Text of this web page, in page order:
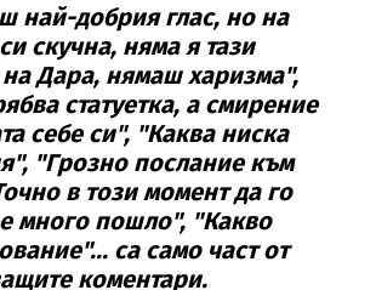
най-добрия глас, но на
скучна, няма я тази
Дара, нямаш харизма",
статуетка, а смирение
себе си", "Каква ниска
"Грозно послание към
в този момент да го
много пошло", "Какво
са само част от
коментари.